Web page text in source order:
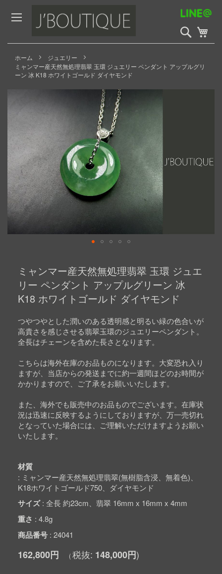
to
Content
検
索
開
ホーム
ジュエリー
ミャンマー産天然無処理翡翠 玉環 ジュエリー ペンダント アップルグリ
ーン 冰 K18 ホワイトゴールド ダイヤモンド
Skip
images
gallery
beginning
ミャンマー産天然無処理翡翠 玉環 ジュエ
リー ペンダント アップルグリーン 冰
K18 ホワイトゴールド ダイヤモンド
つやつやとした潤いのある透明感と明るい緑の色合いが
高貴さを感じさせる翡翠玉環のジュエリーペンダント。
全長はチェーンを含めた長さとなります。
こちらは海外在庫のお品ものになります。大変恐れ入り
ますが、当店からの発送までに約一週間ほどのお時間が
かかりますので、ご了承をお願いいたします。
また、海外でも販売中のお品ものでございます。在庫状
況は迅速に反映するようにしておりますが、万一売切れ
となっていた場合には、ご理解いただけますようお願い
いたします。
材質
ミャンマー産天然無処理翡翠(無樹脂含浸、無着色)、
K18ホワイトゴールド750、ダイヤモンド
サイズ 全長 約23cm、翡翠 16mm x 16mm x 4mm
重さ 4.8g
商品番号 24041
162,800円 148,000円